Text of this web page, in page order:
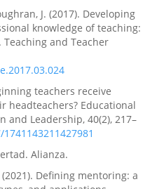
J. (2017). Developing
knowledge of teaching:
and Teacher
teachers receive
headteachers? Educational
Leadership, 40(2), 217–
Alianza.
Defining mentoring: a